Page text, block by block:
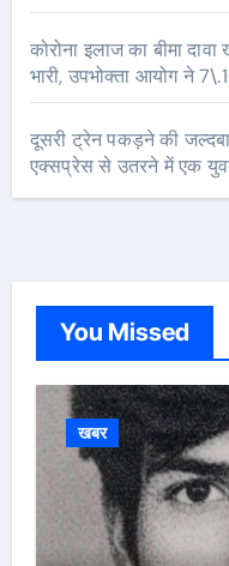
कोरोना इलाज का बीमा
भारी, उपभोक्ता आयोग ने
दूसरी ट्रेन पकड़ने की
एक्सप्रेस से उतरने में एक
You Missed
खबर